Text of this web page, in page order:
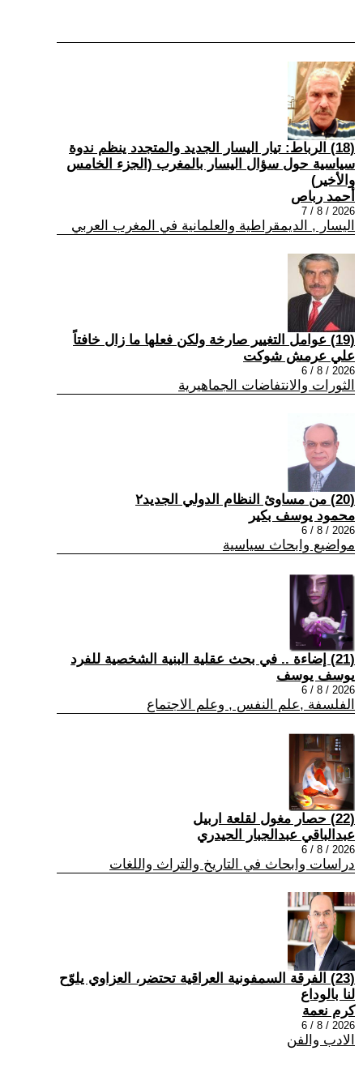
(18) الرباط: تيار اليسار الجديد والمتجدد ينظم ندوة
سياسية حول سؤال اليسار بالمغرب (الجزء الخامس
والأخير)
أحمد رباص
2026 / 8 / 7
اليسار , الديمقراطية والعلمانية في المغرب العربي
(19) عوامل التغيير صارخة ولكن فعلها ما زال خافتاً
علي عرمش شوكت
2026 / 8 / 6
الثورات والانتفاضات الجماهيرية
(20) من مساوئ النظام الدولي الجديد٢
محمود يوسف بكير
2026 / 8 / 6
مواضيع وابحاث سياسية
(21) إضاءة .. في بحث عقلية البنية الشخصية للفرد
يوسف يوسف
2026 / 8 / 6
الفلسفة ,علم النفس , وعلم الاجتماع
(22) حصار مغول لقلعة اربيل
عبدالباقي عبدالجبار الحيدري
2026 / 8 / 6
دراسات وابحاث في التاريخ والتراث واللغات
(23) الفرقة السمفونية العراقية تحتضر، العزاوي يلوّح
لنا بالوداع
كرم نعمة
2026 / 8 / 6
الادب والفن